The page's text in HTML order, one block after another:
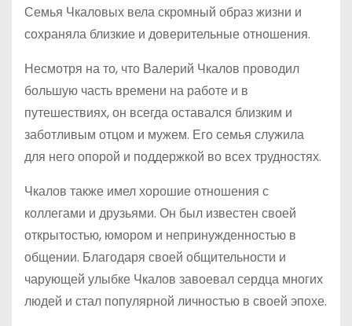
Семья Чкаловых вела скромный образ жизни и
сохраняла близкие и доверительные отношения.
Несмотря на то, что Валерий Чкалов проводил
большую часть времени на работе и в
путешествиях, он всегда оставался близким и
заботливым отцом и мужем. Его семья служила
для него опорой и поддержкой во всех трудностях.
Чкалов также имел хорошие отношения с
коллегами и друзьями. Он был известен своей
открытостью, юмором и непринужденностью в
общении. Благодаря своей общительности и
чарующей улыбке Чкалов завоевал сердца многих
людей и стал популярной личностью в своей эпохе.